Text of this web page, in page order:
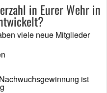
in Eurer Wehr in
viele neue Mitglieder
ist